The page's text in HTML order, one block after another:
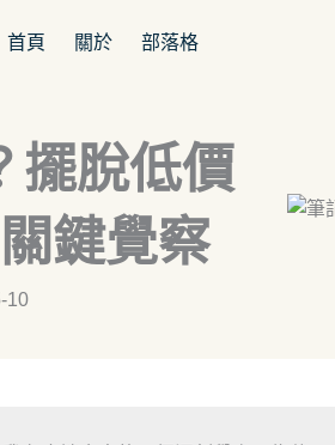
首頁 關於 部落格
擺脫低價
鍵覺察
10